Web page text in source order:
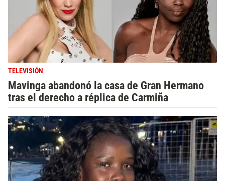
TELEVISIÓN
Mavinga abandonó la casa de Gran Hermano
tras el derecho a réplica de Carmiña